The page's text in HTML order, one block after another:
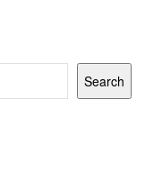
Search